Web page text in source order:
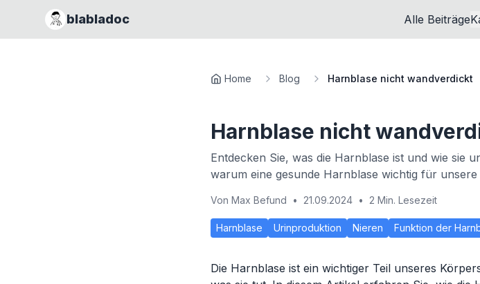
blabladoc Alle Beiträge
Home Blog Harnblase nicht wandverdickt
Harnblase nicht
Entdecken Sie, was die Harnblase ist und wie sie
warum eine gesunde Harnblase wichtig für unsere
Von Max Befund • 21.09.2024 • 2 Min. Lesezeit
Harnblase Urinproduktion Nieren Funktion der
Die Harnblase ist ein wichtiger Teil unseres